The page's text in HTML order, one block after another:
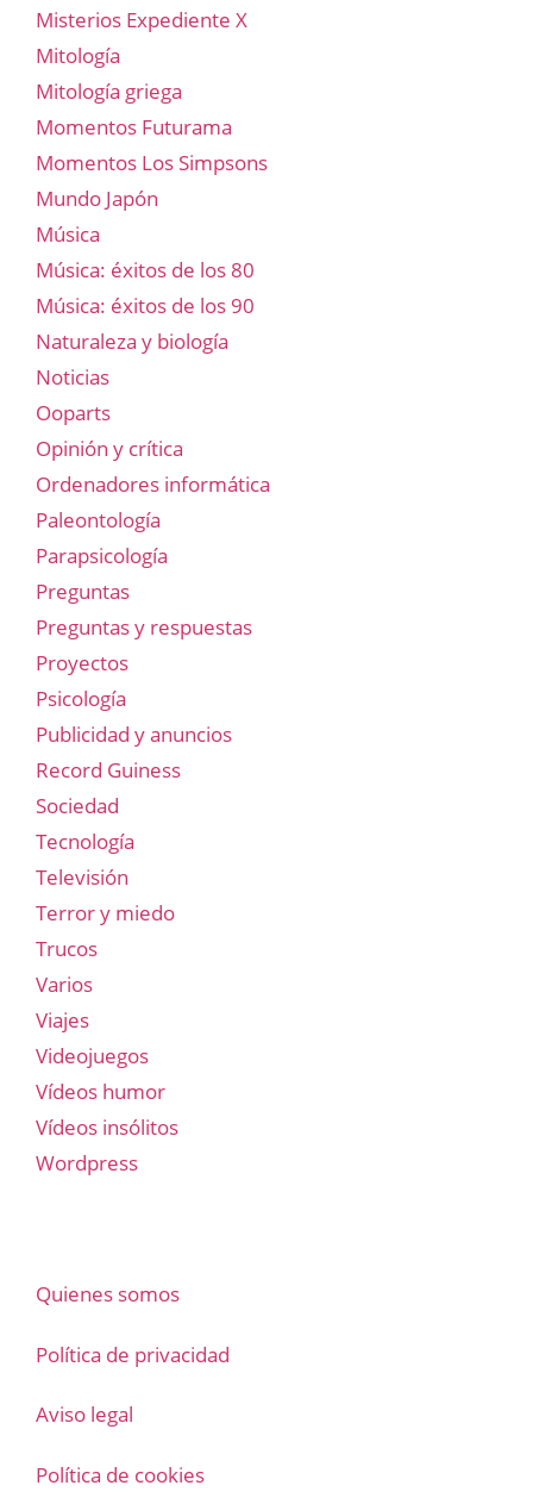
Misterios Expediente X
Mitología
Mitología griega
Momentos Futurama
Momentos Los Simpsons
Mundo Japón
Música
Música: éxitos de los 80
Música: éxitos de los 90
Naturaleza y biología
Noticias
Ooparts
Opinión y crítica
Ordenadores informática
Paleontología
Parapsicología
Preguntas
Preguntas y respuestas
Proyectos
Psicología
Publicidad y anuncios
Record Guiness
Sociedad
Tecnología
Televisión
Terror y miedo
Trucos
Varios
Viajes
Videojuegos
Vídeos humor
Vídeos insólitos
Wordpress
Quienes somos
Política de privacidad
Aviso legal
Política de cookies